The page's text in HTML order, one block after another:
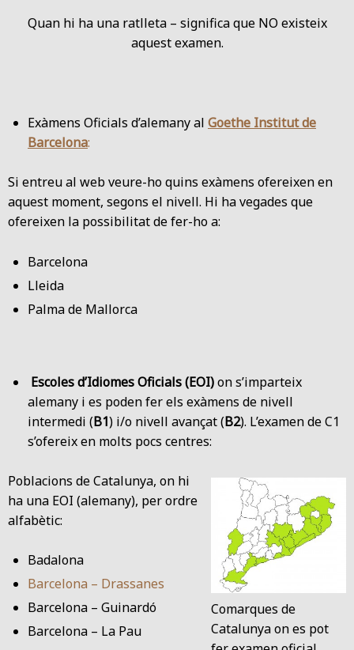
Quan hi ha una ratlleta – significa que NO existeix
aquest examen.
Exàmens Oficials d’alemany al Goethe Institut de
Barcelona:
Si entreu al web veure-ho quins exàmens ofereixen en
aquest moment, segons el nivell. Hi ha vegades que
ofereixen la possibilitat de fer-ho a:
Barcelona
Lleida
Palma de Mallorca
Escoles d’Idiomes Oficials (EOI)on s’imparteix
alemany i es poden fer els exàmens de nivell
intermedi (B1) i/o nivell avançat (B2). L’examen de C1
s’ofereix en molts pocs centres:
Comarques de
Catalunya on es pot
Poblacions de Catalunya, on hi
ha una EOI (alemany), per ordre
alfabètic:
Badalona
Barcelona – Drassanes
Barcelona – Guinardó
Barcelona – La Pau